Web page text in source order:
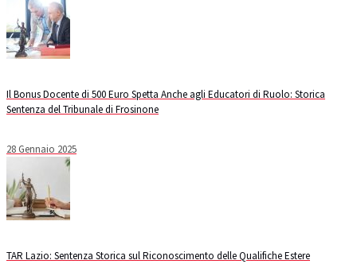
Il Bonus Docente di 500 Euro Spetta Anche agli Educatori di Ruolo: Storica
Sentenza del Tribunale di Frosinone
28 Gennaio 2025
TAR Lazio: Sentenza Storica sul Riconoscimento delle Qualifiche Estere